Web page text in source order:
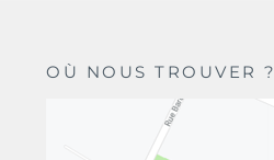
OÙ NOUS TROUVER ?